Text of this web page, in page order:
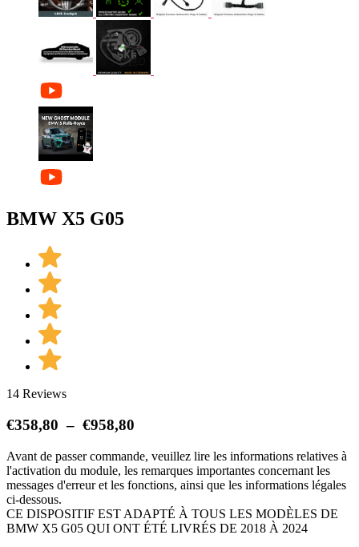
BMW X5 G05
14 Reviews
€358,80 – €958,80
prix :
€358,80
à
€958,80
Avant de passer commande, veuillez lire les informations relatives à
l'activation du module, les remarques importantes concernant les
messages d'erreur et les fonctions, ainsi que les informations légales
ci-dessous.
CE DISPOSITIF EST ADAPTÉ À TOUS LES MODÈLES DE
BMW X5 G05 QUI ONT ÉTÉ LIVRÉS DE 2018 À 2024